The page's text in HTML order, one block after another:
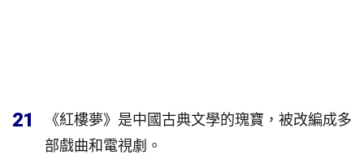
21
《紅樓夢》是中國古典文學的瑰寶，被改編成多
部戲曲和電視劇。